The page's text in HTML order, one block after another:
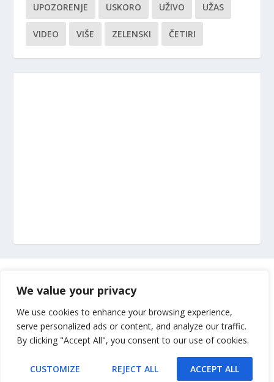
We value your privacy
We use cookies to enhance your browsing experience,
serve personalized ads or content, and analyze our traffic.
By clicking "Accept All", you consent to our use of cookies.
CUSTOMIZE REJECT ALL ACCEPT ALL
UPOZORENJE USKORO UŽIVO UŽAS
VIDEO VIŠE ZELENSKI ČETIRI
Impressum
Uvjeti korištenja
Kontakt